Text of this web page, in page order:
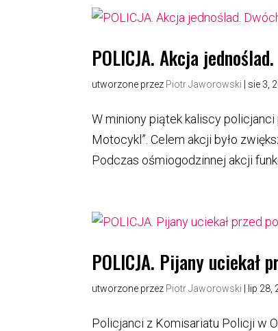
POLICJA. Akcja
utworzone przez Piotr Jaworowski sie 3,
W miniony piątek kaliscy
Motocykl”. Celem akcji było
Podczas ośmiogodzinnej akcji
POLICJA. Pijany uciekał
utworzone przez Piotr Jaworowski lip 28,
Policjanci z Komisariatu Policji w